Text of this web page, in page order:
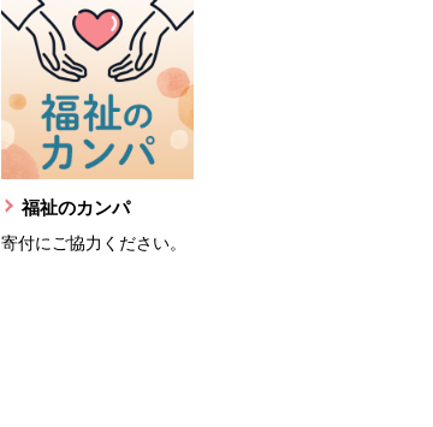
福祉のカンパ
寄付にご協力ください。